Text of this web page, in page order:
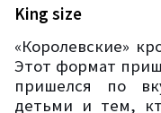
King size
«Королевские»
Этот формат
пришелся по
детьми и тем,